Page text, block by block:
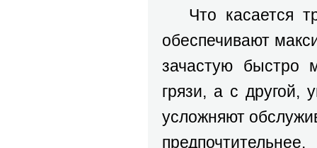
Что касается
обеспечивают
зачастую быстро
грязи, а с другой,
усложняют
предпочтительнее.